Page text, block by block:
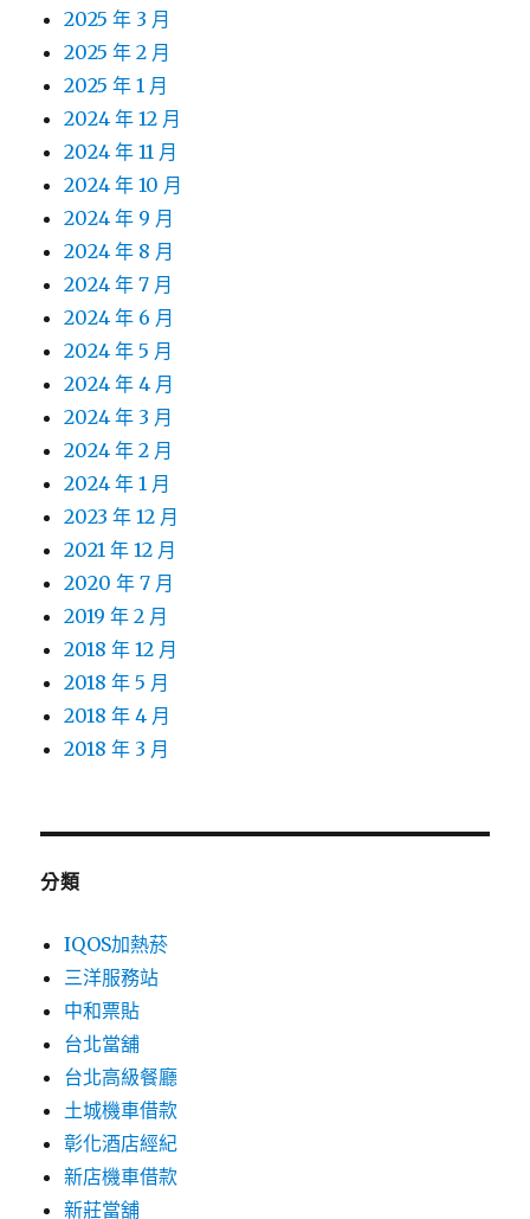
2025 年 3 月
2025 年 2 月
2025 年 1 月
2024 年 12 月
2024 年 11 月
2024 年 10 月
2024 年 9 月
2024 年 8 月
2024 年 7 月
2024 年 6 月
2024 年 5 月
2024 年 4 月
2024 年 3 月
2024 年 2 月
2024 年 1 月
2023 年 12 月
2021 年 12 月
2020 年 7 月
2019 年 2 月
2018 年 12 月
2018 年 5 月
2018 年 4 月
2018 年 3 月
分類
IQOS加熱菸
三洋服務站
中和票貼
台北當舖
台北高級餐廳
土城機車借款
彰化酒店經紀
新店機車借款
新莊當舖